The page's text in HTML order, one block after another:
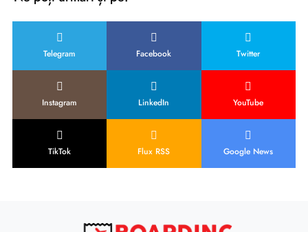
Telegram Facebook Twitter
Instagram LinkedIn YouTube
TikTok Flux RSS Google News